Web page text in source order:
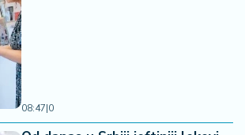
08:47|0